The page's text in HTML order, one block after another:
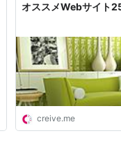
オススメWebサイト
creive.me